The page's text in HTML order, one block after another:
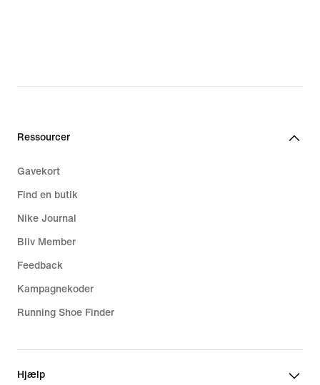
Ressourcer
Gavekort
Find en butik
Nike Journal
Bliv Member
Feedback
Kampagnekoder
Running Shoe Finder
Hjælp